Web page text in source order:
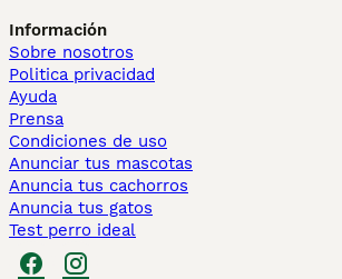
Información
Sobre nosotros
Politica privacidad
Ayuda
Prensa
Condiciones de uso
Anunciar tus mascotas
Anuncia tus cachorros
Anuncia tus gatos
Test perro ideal